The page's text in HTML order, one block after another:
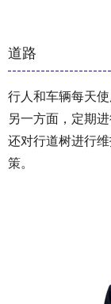
道路
行人和车辆每天
另一方面，定期
还对行道树进行
策。